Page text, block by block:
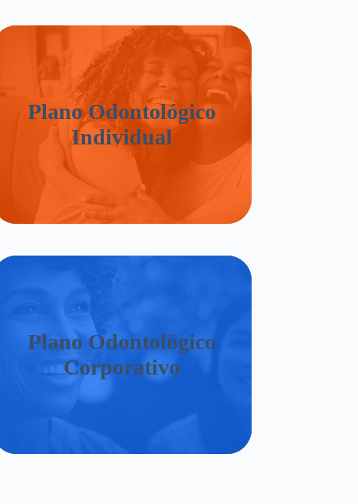
Plano Odontológico
Individual
Plano Odontológico
Corporativo